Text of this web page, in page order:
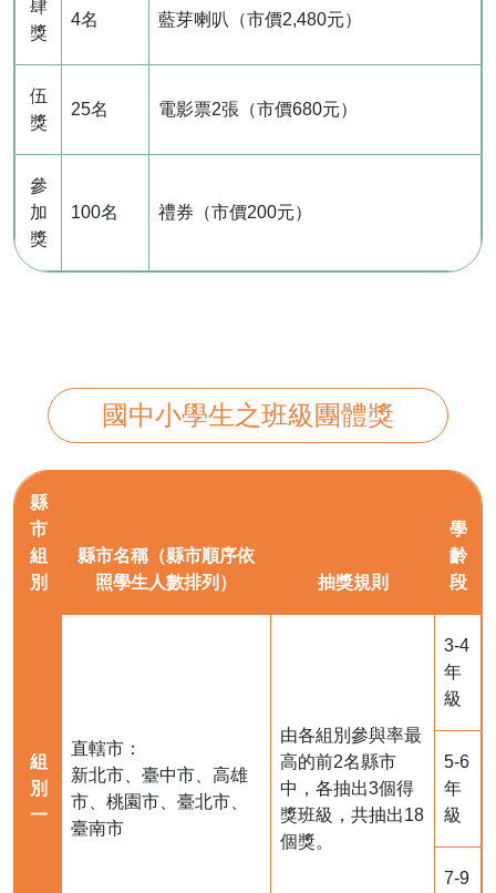
肆
獎
4名 藍芽喇叭（市價2,480元）
伍
獎
25名 電影票2張（市價680元）
參
加
獎
100名 禮券（市價200元）
國中小學生之班級團體獎
縣
市
組
別
縣市名稱（縣市順序依
照學生人數排列）
抽獎規則
學
齡
段
組
別
一
直轄市：
新北市、臺中市、高雄
市、桃園市、臺北市、
臺南市
由各組別參與率最
高的前2名縣市
中，各抽出3個得
獎班級，共抽出18
個獎。
3-4
年
級
5-6
年
級
7-9